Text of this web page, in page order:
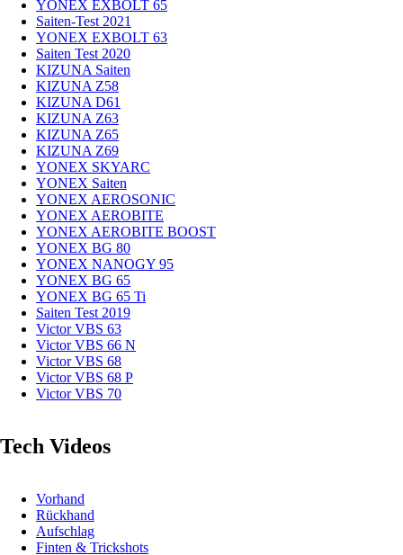
YONEX EXBOLT 65
Saiten-Test 2021
YONEX EXBOLT 63
Saiten Test 2020
KIZUNA Saiten
KIZUNA Z58
KIZUNA D61
KIZUNA Z63
KIZUNA Z65
KIZUNA Z69
YONEX SKYARC
YONEX Saiten
YONEX AEROSONIC
YONEX AEROBITE
YONEX AEROBITE BOOST
YONEX BG 80
YONEX NANOGY 95
YONEX BG 65
YONEX BG 65 Ti
Saiten Test 2019
Victor VBS 63
Victor VBS 66 N
Victor VBS 68
Victor VBS 68 P
Victor VBS 70
Tech Videos
Vorhand
Rückhand
Aufschlag
Finten & Trickshots